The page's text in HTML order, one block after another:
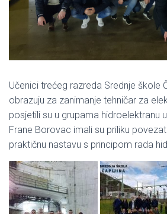
Učenici trećeg razreda Srednje škole
obrazuju za zanimanje tehničar za
posjetili su u grupama hidroelektranu
Frane Borovac imali su priliku
praktičnu nastavu s principom rada